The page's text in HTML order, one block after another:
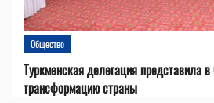
Общество
Туркменская делегация представила
трансформацию страны